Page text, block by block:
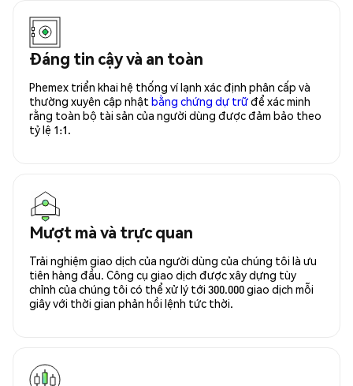
Đáng tin cậy và an toàn
Phemex triển khai hệ thống ví lạnh xác định phân cấp và
thường xuyên cập nhật bằng chứng dự trữđể xác minh
rằng toàn bộ tài sản của người dùng được đảm bảo theo
tỷ lệ 1:1.
Mượt mà và trực quan
Trải nghiệm giao dịch của người dùng của chúng tôi là ưu
tiên hàng đầu. Công cụ giao dịch được xây dựng tùy
chỉnh của chúng tôi có thể xử lý tới 300.000 giao dịch mỗi
giây với thời gian phản hồi lệnh tức thời.